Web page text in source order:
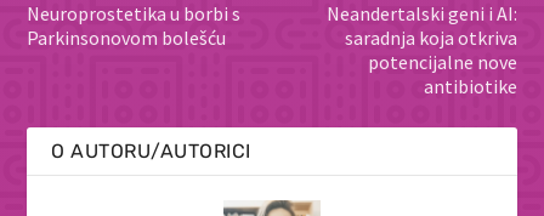
Neuroprostetika u borbi s
Parkinsonovom bolešću
Neandertalski geni i AI:
saradnja koja otkriva
potencijalne nove
antibiotike
O AUTORU/AUTORICI